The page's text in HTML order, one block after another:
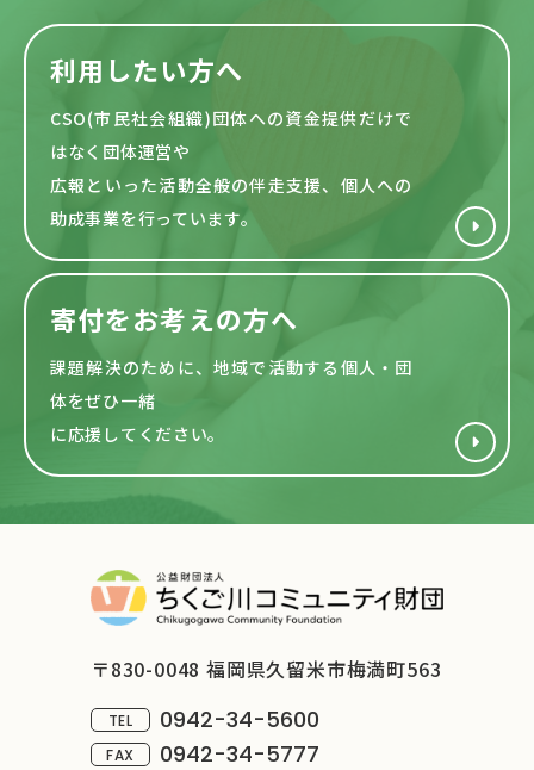
利用したい方へ
CSO(市民社会組織)団体への資金提供だけで
はなく団体運営や
広報といった活動全般の伴走支援、個人への
助成事業を行っています。
寄付をお考えの方へ
課題解決のために、地域で活動する 個人・団
体をぜひ一緒
に応援してください。
〒830-0048 福岡県久留米市梅満町563
TEL 0942-34-5600
FAX 0942-34-5777